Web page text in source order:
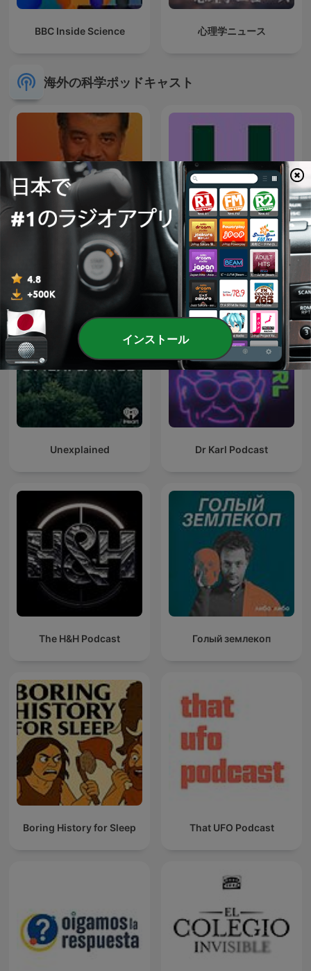
BBC Inside Science 心理学ニュース
海外の科学ポッドキャスト
StarTalk Radio
De Universiteit van
Nederland Podcast
Unexplained Dr Karl Podcast
The H&H Podcast Голый землекоп
Boring History for Sleep That UFO Podcast
インストール